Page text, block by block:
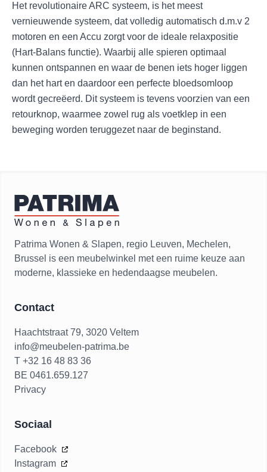
Het revolutionaire ARC systeem, is het meest
vernieuwende systeem, dat volledig automatisch d.m.v 2
motoren en een Accu zorgt voor de ideale relaxpositie
(Hart-Balans functie). Waarbij alle spieren optimaal
kunnen ontspannen en waar de benen iets hoger liggen
dan het hart en daardoor een perfecte bloedsomloop
wordt gecreëerd. Dit systeem is tevens voorzien van een
retourknop, waarmee zowel rug als voetklep in een
beweging worden teruggezet naar de beginstand.
Patrima Wonen & Slapen, regio Leuven, Mechelen,
Brussel is een meubelwinkel met een ruime keuze aan
moderne, klassieke en hedendaagse meubelen.
Contact
Haachtstraat 79, 3020 Veltem
info@meubelen-patrima.be
T +32 16 48 83 36
BE 0461.659.127
Privacy
Sociaal
Facebook
Instagram